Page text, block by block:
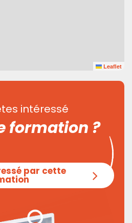
Leaflet
intéressé
formation ?
par cette